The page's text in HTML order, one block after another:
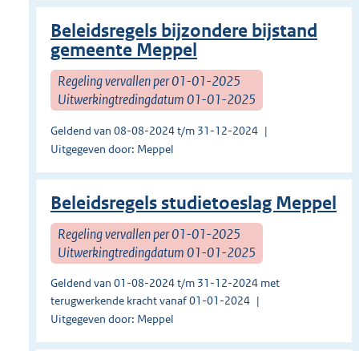
Beleidsregels bijzondere bijstand
gemeente Meppel
Regeling vervallen per 01-01-2025
Uitwerkingtredingdatum 01-01-2025
Geldend van 08-08-2024 t/m 31-12-2024
Uitgegeven door: Meppel
Beleidsregels studietoeslag Meppel
Regeling vervallen per 01-01-2025
Uitwerkingtredingdatum 01-01-2025
Geldend van 01-08-2024 t/m 31-12-2024 met
terugwerkende kracht vanaf 01-01-2024
Uitgegeven door: Meppel